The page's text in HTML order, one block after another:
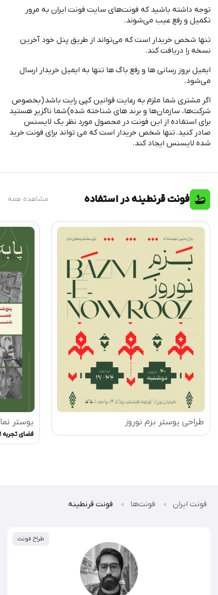
توجه داشته باشید که فونتهای سایت فونت ایران به مرور
تکمیل و رفع عیب میشوند.
تنها شخص خریدار است که میتواند از طریق پنل خود آخرین
نسخه را دریافت کند.
ایمیل بروز رسانی ها و رفع باگ ها تنها به ایمیل خریدار ارسال
میشود.
اگر مشتری شما ملزم به رعایت قوانین کپی رایت باشد(بخصوص
شرکتها، سازمانها و برند های شناخته شده)شما ناگزیر هستید
برای استفاده از این فونت در محصول مورد نظر یک لایسنس
صادر کنید.تنها شخص خریدار است که می تواند برای فونت خرید
شده لایسنس ایجاد کند.
فونت قرنطینه در استفاده مشاهده همه
طراحی پوستر بزم نوروز
فضای تجربه
فونت ایران فونت‌ها فونت قرنطینه
طراح فونت